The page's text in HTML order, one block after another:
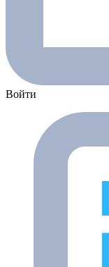
Войти